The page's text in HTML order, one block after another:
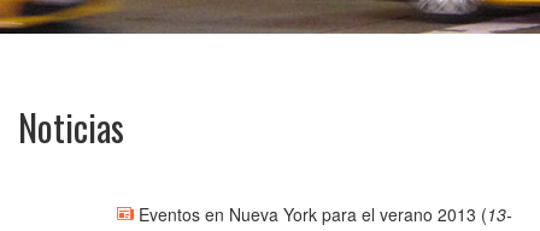
Noticias
Eventos en Nueva York para el verano 2013 (13-